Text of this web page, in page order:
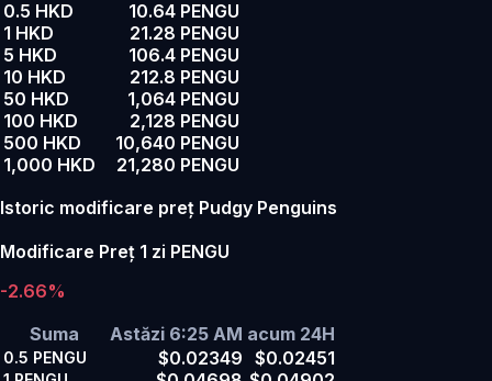
0.5 HKD
10.64 PENGU
1 HKD
21.28 PENGU
5 HKD
106.4 PENGU
10 HKD
212.8 PENGU
50 HKD
1,064 PENGU
100 HKD
2,128 PENGU
500 HKD
10,640 PENGU
1,000 HKD
21,280 PENGU
Istoric modificare preț Pudgy Penguins
Modificare Preț 1 zi PENGU
-2.66%
Suma
Astăzi 6:25 AM acum 24H
0.5 PENGU $0.02349 $0.02451